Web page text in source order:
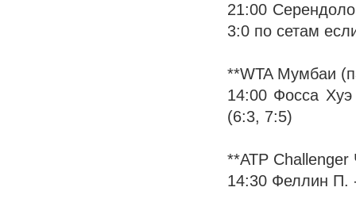
21:00
3:0 по сетам
**WTA Мумбаи
14:00 Фосса
(6:3, 7:5)
**ATP Challenger
14:30 Феллин П.